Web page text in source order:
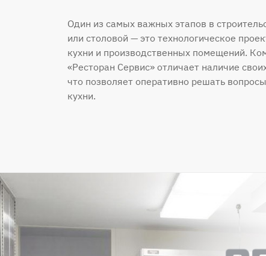
Один из самых важных этапов в
или столовой — это технологическое
кухни и производственных помещений.
«Ресторан Сервис» отличает наличие
что позволяет оперативно решать
кухни.